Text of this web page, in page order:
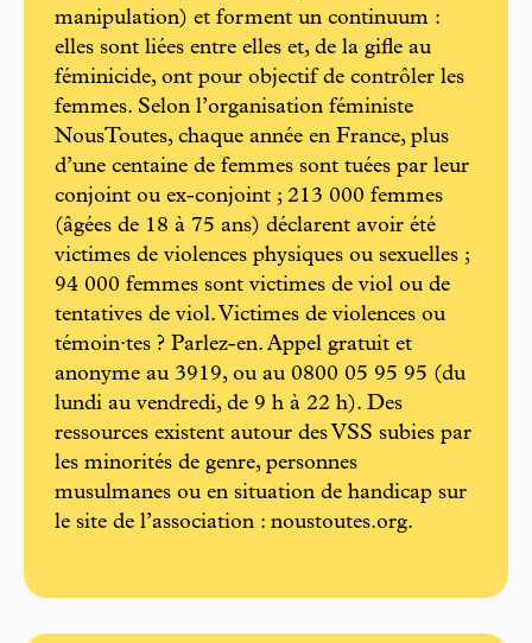
manipulation) et forment un continuum :
elles sont liées entre elles et, de la gifle au
féminicide, ont pour objectif de contrôler les
femmes. Selon l’organisation féministe
NousToutes, chaque année en France, plus
d’une centaine de femmes sont tuées par leur
conjoint ou ex-conjoint ; 213 000 femmes
(âgées de 18 à 75 ans) déclarent avoir été
victimes de violences physiques ou sexuelles ;
94 000 femmes sont victimes de viol ou de
tentatives de viol. Victimes de violences ou
témoin·tes ? Parlez-en. Appel gratuit et
anonyme au 3919, ou au 0800 05 95 95 (du
lundi au vendredi, de 9 h à 22 h). Des
ressources existent autour des VSS subies par
les minorités de genre, personnes
musulmanes ou en situation de handicap sur
le site de l’association : noustoutes.org.